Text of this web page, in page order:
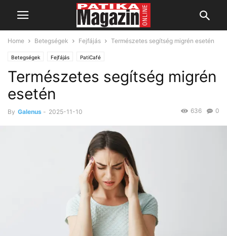
Home Betegségek Fejfájás Természetes segítség migrén esetén
Betegségek Fejfájás PatiCafé
Természetes segítség migrén
esetén
By Galenus - 2025-11-10 0
636